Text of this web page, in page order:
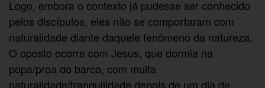
Logo, embora o contexto já pudesse ser conhecido
pelos discípulos, eles não se comportaram com
naturalidade diante daquele fenômeno da natureza.
O oposto ocorre com Jesus, que dormia na
popa/proa do barco, com muita
naturalidade/tranquilidade depois de um dia de